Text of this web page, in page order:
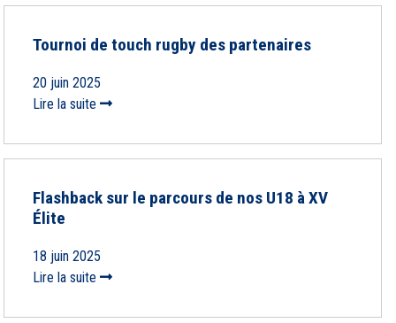
Tournoi de touch rugby des partenaires
20 juin 2025
Lire la suite
Flashback sur le parcours de nos U18 à XV
Élite
18 juin 2025
Lire la suite